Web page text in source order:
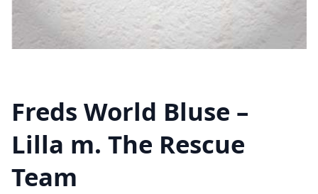
Freds World Bluse –
Lilla m. The Rescue
Team